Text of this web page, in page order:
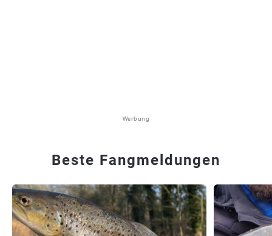
Werbung
Beste Fangmeldungen